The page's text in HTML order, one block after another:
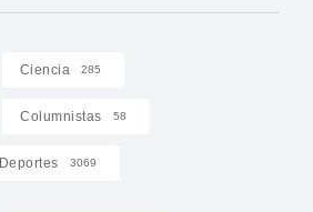
Ciencia 285
Columnistas 58
Deportes 3069